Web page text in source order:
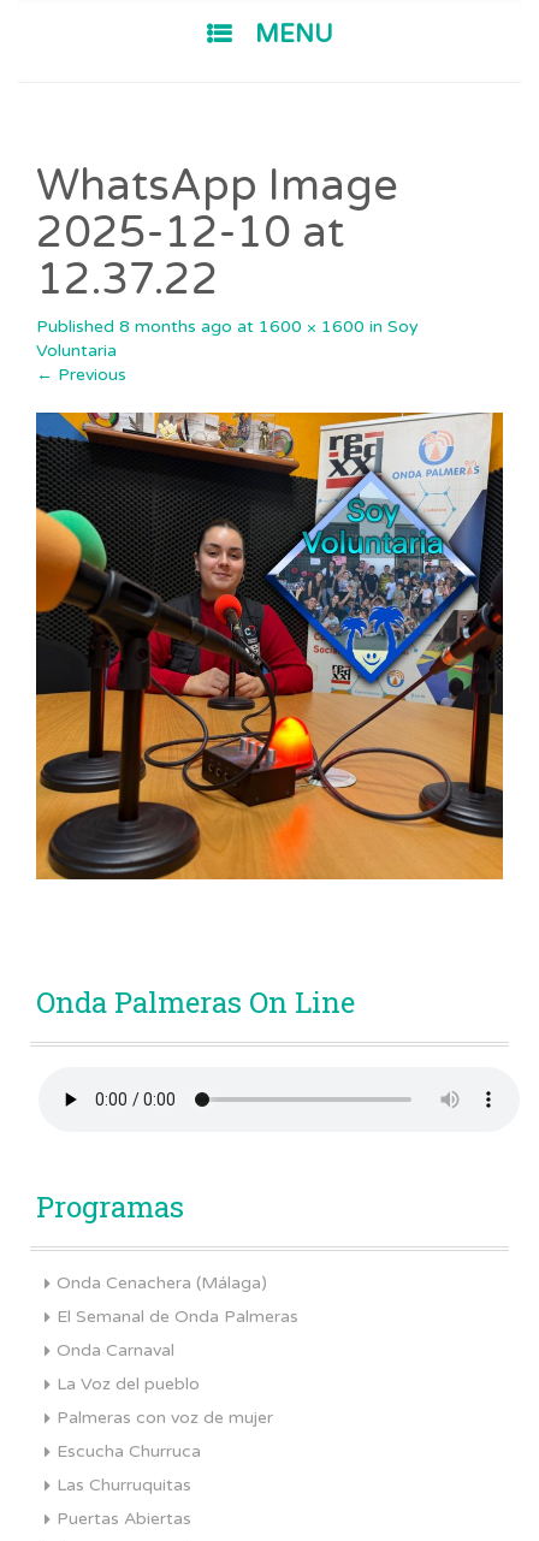
MENU
WhatsApp Image
2025-12-10 at
12.37.22
Published 8 months ago at 1600 × 1600 in Soy
Voluntaria
← Previous
Onda Palmeras On Line
Programas
Onda Cenachera (Málaga)
El Semanal de Onda Palmeras
Onda Carnaval
La Voz del pueblo
Palmeras con voz de mujer
Escucha Churruca
Las Churruquitas
Puertas Abiertas